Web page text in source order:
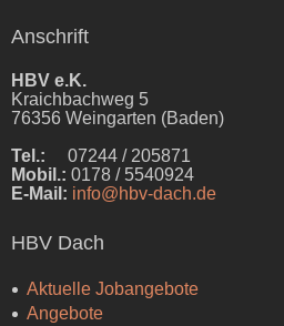
Anschrift
HBV e.K.
Kraichbachweg 5
76356 Weingarten (Baden)
Tel.: 07244 / 205871
Mobil.: 0178 / 5540924
E-Mail: info@hbv-dach.de
HBV Dach
Aktuelle Jobangebote
Angebote